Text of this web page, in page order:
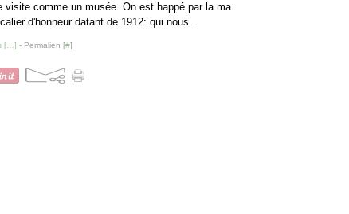
visite comme un musée. On est happé par la ma
d'honneur datant de 1912: qui nous...
[ ] - Permalien [#]